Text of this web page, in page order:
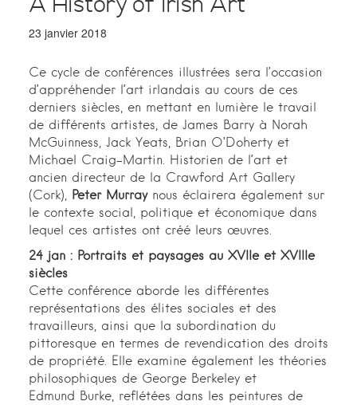
23 janvier 2018
Ce cycle de conférences illustrées sera l’occasion
d’appréhender l’art irlandais au cours de ces
derniers siècles, en mettant en lumière le travail
de différents artistes, de James Barry à Norah
McGuinness, Jack Yeats, Brian O’Doherty et
Michael Craig-Martin. Historien de l’art et
ancien directeur de la Crawford Art Gallery
(Cork), Peter Murraynous éclairera également sur
le contexte social, politique et économique dans
lequel ces artistes ont créé leurs œuvres.
24 jan : Portraits et paysages au XVIIe et XVIIIe
siècles
Cette conférence aborde les différentes
représentations des élites sociales et des
travailleurs, ainsi que la subordination du
pittoresque en termes de revendication des droits
de propriété. Elle examine également les théories
philosophiques de George Berkeley et
Edmund Burke, reflétées dans les peintures de